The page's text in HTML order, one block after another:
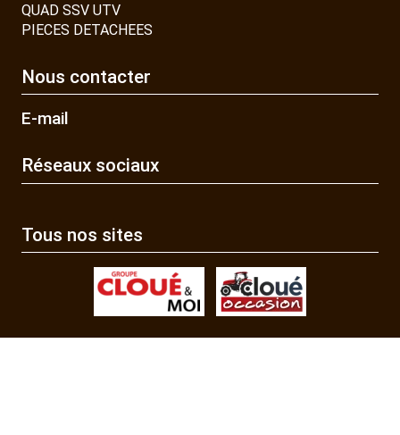
QUAD SSV UTV
PIECES DETACHEES
Nous contacter
E-mail
Réseaux sociaux
Tous nos sites